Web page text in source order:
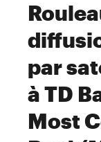
par
à TD
Most